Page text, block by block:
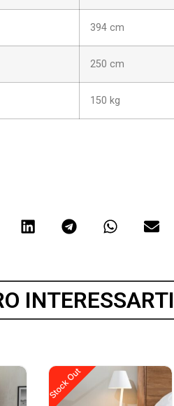
394 cm
250 cm
150 kg
INTERESSARTI
Stock Out